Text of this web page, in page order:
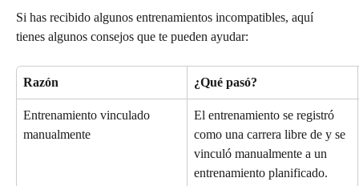
Si has recibido algunos entrenamientos incompatibles, aquí
tienes algunos consejos que te pueden ayudar:
Razón ¿Qué pasó?
Entrenamiento vinculado
manualmente
El entrenamiento se registró
como una carrera libre de y se
vinculó manualmente a un
entrenamiento planificado.